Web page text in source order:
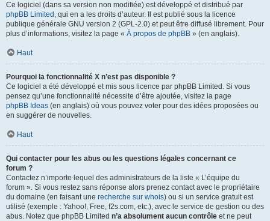
Ce logiciel (dans sa version non modifiée) est développé et distribué par
phpBB Limited , qui en a les droits d’auteur. Il est publié sous la licence
publique générale GNU version 2 (GPL-2.0) et peut être diffusé librement. Pour
plus d’informations, visitez la page « À propos de phpBB » (en anglais).
Haut
Pourquoi la fonctionnalité X n’est pas disponible ?
Ce logiciel a été développé et mis sous licence par phpBB Limited. Si vous
pensez qu’une fonctionnalité nécessite d’être ajoutée, visitez la page
phpBB Ideas (en anglais) où vous pouvez voter pour des idées proposées ou
en suggérer de nouvelles.
Haut
Qui contacter pour les abus ou les questions légales concernant ce
forum ?
Contactez n’importe lequel des administrateurs de la liste « L’équipe du
forum ». Si vous restez sans réponse alors prenez contact avec le propriétaire
du domaine (en faisant une recherche sur whois) ou si un service gratuit est
utilisé (exemple : Yahoo!, Free, f2s.com, etc.), avec le service de gestion ou des
abus. Notez que phpBB Limited n’a absolument aucun contrôle et ne peut